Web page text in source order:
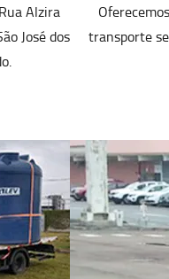
Alzira
José dos
transporte